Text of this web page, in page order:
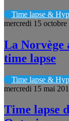
Time lapse &
mercredi 15 octobre
La Norvège
time lapse
Time lapse &
mercredi 15 mai
Time lapse